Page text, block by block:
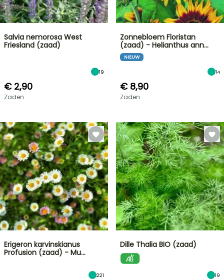
Salvia nemorosa West
Friesland (zaad)
19
€ 2,90
Zaden
Zonnebloem Floristan
(zaad) - Helianthus ann…
NIEUW
14
€ 8,90
Zaden
Erigeron karvinskianus
Profusion (zaad) - Mu…
221
Dille Thalia BIO (zaad)
19